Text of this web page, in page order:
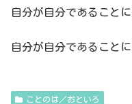
自分が自分であること
自分が自分であること
ことのは／おといろ